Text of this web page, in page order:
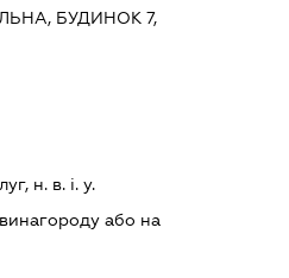
БУДИНОК 7,
н. в. і. у.
або на